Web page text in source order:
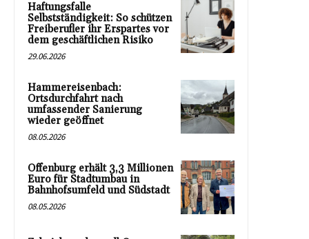
Haftungsfalle
Selbstständigkeit: So schützen
Freiberufler ihr Erspartes vor
dem geschäftlichen Risiko
29.06.2026
Hammereisenbach:
Ortsdurchfahrt nach
umfassender Sanierung
wieder geöffnet
08.05.2026
Offenburg erhält 3,3 Millionen
Euro für Stadtumbau in
Bahnhofsumfeld und Südstadt
08.05.2026